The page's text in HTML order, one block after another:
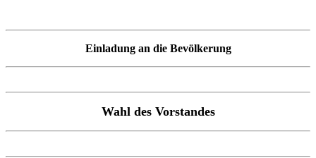
Einladung an die Bevölkerung
Wahl des Vorstandes